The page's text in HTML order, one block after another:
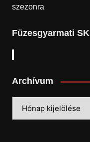
szezonra
Füzesgyarmati SK
Archívum